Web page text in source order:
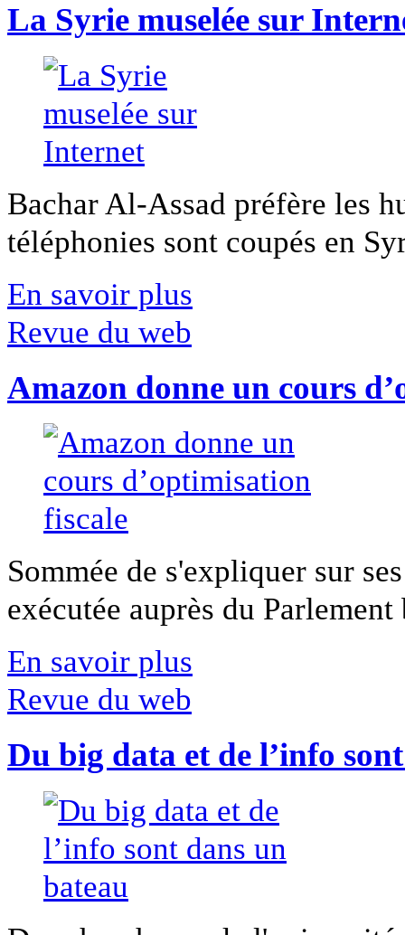
La Syrie muselée sur
Bachar Al-Assad préfère les
téléphonies sont coupés en
En savoir plus
Revue du web
Amazon donne un cours
Sommée de s'expliquer sur
exécutée auprès du
En savoir plus
Revue du web
Du big data et de l’info